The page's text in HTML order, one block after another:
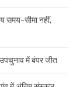
समय-सीमा नहीं,
में बंपर जीत